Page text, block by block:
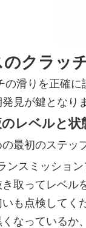
クラッ
の滑りを正確
見が鍵となり
レベルと状
最初のステ
ンスミッショ
取ってレベ
も点検して
なっているか